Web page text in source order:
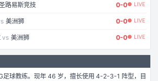
路易斯竞技 0-0● LIVE
美洲狮 0-0● LIVE
vs 美洲狮 0-0● LIVE
足球教练。 现年 46 岁， 擅长使用 4-2-3-1 阵型，
目